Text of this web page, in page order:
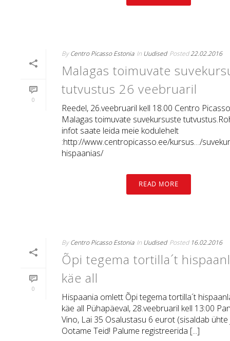
0
By Centro Picasso Estonia In Uudised Posted22.02.2016
Malagas toimuvate
tutvustus 26 veebruaril
Reedel, 26.veebruaril kell 18.00 Centro Picasso
Malagas toimuvate suvekursuste
infot saate leida meie kodulehelt
:http://www.centropicasso.ee/kursus…/
hispaanias/
READ MORE
0
By Centro Picasso Estonia In Uudised Posted 16.02.2016
Õpi tegema tortilla´t
käe all
Hispaania omlett Õpi tegema tortilla´t
käe all Pühapäeval, 28.veebruaril kell 13:00
Vino, Lai 35 Osalustasu 6 eurot (sisaldab
Ootame Teid! Palume registreerida [...]